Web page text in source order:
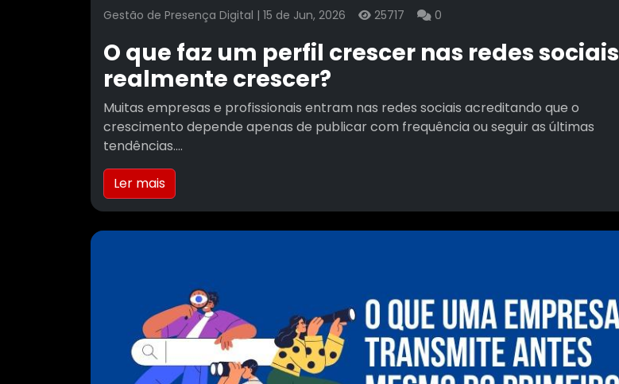
Gestão de Presença Digital | 15 de Jun, 2026 25717 0
O que faz um perfil crescer nas redes sociais
realmente crescer?
Muitas empresas e profissionais entram nas redes sociais acreditando que o
crescimento depende apenas de publicar com frequência ou seguir as últimas
tendências....
Ler mais